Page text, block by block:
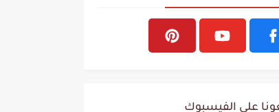
على الفيسبوك